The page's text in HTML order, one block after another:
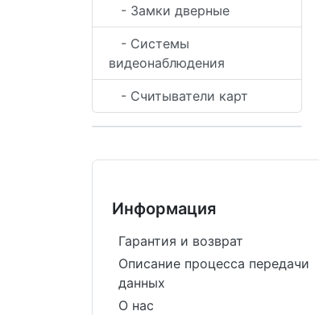
- Замки дверные
- Системы
видеонаблюдения
- Считыватели карт
Информация
Гарантия и возврат
Описание процесса передачи
данных
О нас